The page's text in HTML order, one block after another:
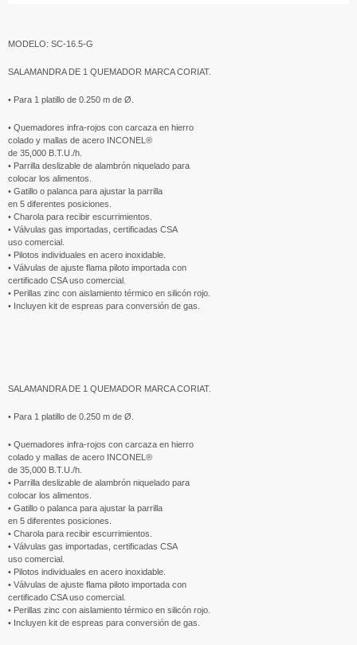
MODELO: SC-16.5-G
SALAMANDRA DE 1 QUEMADOR MARCA CORIAT.
• Para 1 platillo de 0.250 m de Ø.
• Quemadores infra-rojos con carcaza en hierro
colado y mallas de acero INCONEL®
de 35,000 B.T.U./h.
• Parrilla deslizable de alambrón niquelado para
colocar los alimentos.
• Gatillo o palanca para ajustar la parrilla
en 5 diferentes posiciones.
• Charola para recibir escurrimientos.
• Válvulas gas importadas, certificadas CSA
uso comercial.
• Pilotos individuales en acero inoxidable.
• Válvulas de ajuste flama piloto importada con
certificado CSA uso comercial.
• Perillas zinc con aislamiento térmico en silicón rojo.
• Incluyen kit de espreas para conversión de gas.
SALAMANDRA DE 1 QUEMADOR MARCA CORIAT.
• Para 1 platillo de 0.250 m de Ø.
• Quemadores infra-rojos con carcaza en hierro
colado y mallas de acero INCONEL®
de 35,000 B.T.U./h.
• Parrilla deslizable de alambrón niquelado para
colocar los alimentos.
• Gatillo o palanca para ajustar la parrilla
en 5 diferentes posiciones.
• Charola para recibir escurrimientos.
• Válvulas gas importadas, certificadas CSA
uso comercial.
• Pilotos individuales en acero inoxidable.
• Válvulas de ajuste flama piloto importada con
certificado CSA uso comercial.
• Perillas zinc con aislamiento térmico en silicón rojo.
• Incluyen kit de espreas para conversión de gas.